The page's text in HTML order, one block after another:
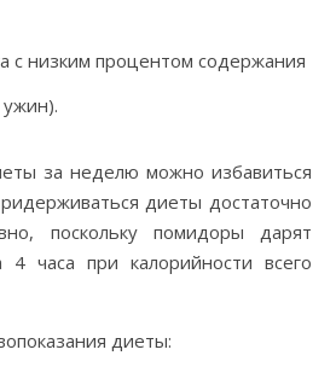
с низким процентом содержания
за неделю можно избавиться
диеты достаточно
поскольку помидоры дарят
4 часа при калорийности всего
диеты: